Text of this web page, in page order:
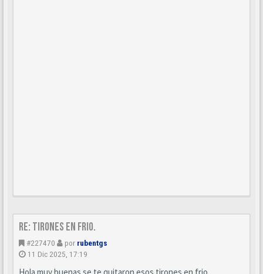
Re: Tirones en frio.
#227470 por rubentgs
11 Dic 2025, 17:19